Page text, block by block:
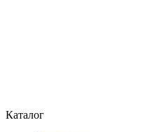
Каталог